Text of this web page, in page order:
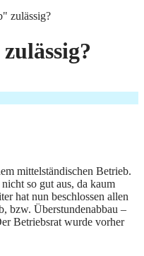
zulässig?
mittelständischen Betrieb.
so gut aus, da kaum
hat nun beschlossen allen
bzw. Überstundenabbau –
Betriebsrat wurde vorher